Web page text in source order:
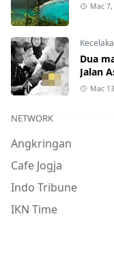
Mac
Dua
Jalan
Mac
NETWORK
Angkringan
Cafe Jogja
Indo Tribune
IKN Time